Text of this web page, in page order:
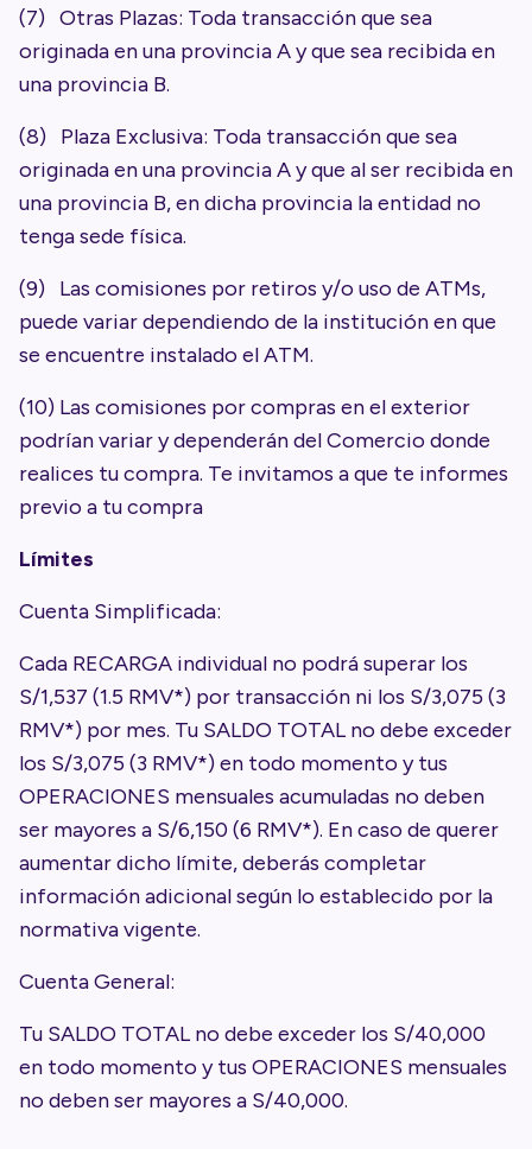
(7) Otras Plazas: Toda transacción que sea
originada en una provincia A y que sea recibida en
una provincia B.
(8) Plaza Exclusiva: Toda transacción que sea
originada en una provincia A y que al ser recibida en
una provincia B, en dicha provincia la entidad no
tenga sede física.
(9) Las comisiones por retiros y/o uso de ATMs,
puede variar dependiendo de la institución en que
se encuentre instalado el ATM.
(10) Las comisiones por compras en el exterior
podrían variar y dependerán del Comercio donde
realices tu compra. Te invitamos a que te informes
previo a tu compra
Límites
Cuenta Simplificada:
Cada RECARGA individual no podrá superar los
S/1,537 (1.5 RMV*) por transacción ni los S/3,075 (3
RMV*) por mes. Tu SALDO TOTAL no debe exceder
los S/3,075 (3 RMV*) en todo momento y tus
OPERACIONES mensuales acumuladas no deben
ser mayores a S/6,150 (6 RMV*). En caso de querer
aumentar dicho límite, deberás completar
información adicional según lo establecido por la
normativa vigente.
Cuenta General:
Tu SALDO TOTAL no debe exceder los S/40,000
en todo momento y tus OPERACIONES mensuales
no deben ser mayores a S/40,000.